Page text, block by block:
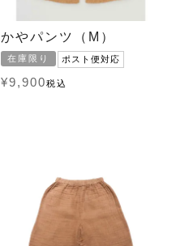
かやパンツ（M）
在庫限り ポスト便対応
¥9,900税込